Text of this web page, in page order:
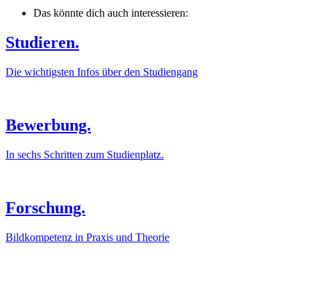
Das könnte dich auch interessieren:
Studieren.
Die wichtigsten Infos über den Studiengang
Bewerbung.
In sechs Schritten zum Studienplatz.
Forschung.
Bildkompetenz in Praxis und Theorie